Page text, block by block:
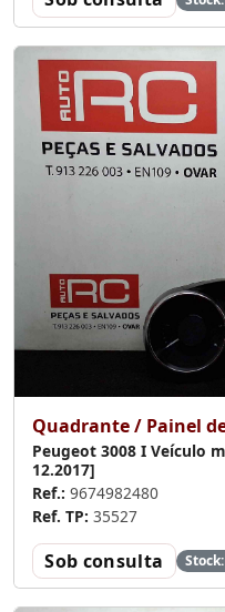
Quadrante / Painel
Peugeot 3008 I Veículo
12.2017]
Ref.: 9674982480
Ref. TP: 35527
Sob consulta Stock: